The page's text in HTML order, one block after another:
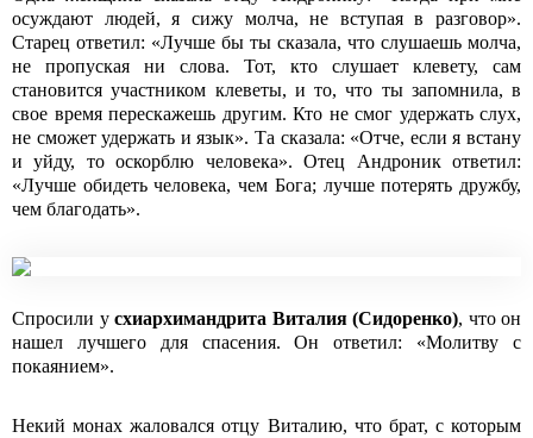
осуждают людей, я сижу молча, не вступая в разговор».
Старец ответил: «Лучше бы ты сказала, что слушаешь молча,
не пропуская ни слова. Тот, кто слушает клевету, сам
становится участ­ником клеветы, и то, что ты запомнила, в
свое время перескажешь другим. Кто не смог удержать слух,
не сможет удержать и язык». Та сказала: «Отче, если я встану
и уйду, то оскорблю человека». Отец Андроник ответил:
«Лучше обидеть человека, чем Бога; лучше потерять дружбу,
чем благодать».
Спросили у схиархимандрита Виталия (Сидоренко), что он
нашел лучшего для спасения. Он ответил: «Молитву с
покаянием».
Некий монах жаловался отцу Виталию, что брат, с которым